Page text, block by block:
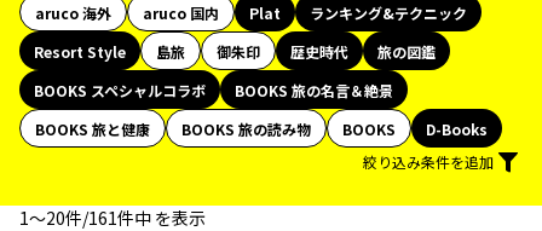
aruco 海外
aruco 国内 Plat
ランキング&テクニック
Resort Style
島旅 御朱印 歴史時代
旅の図鑑
BOOKS スペシャルコラボ
BOOKS 旅の名言＆絶景
BOOKS 旅と健康
BOOKS 旅の読み物 BOOKS
D-Books
絞り込み条件を追加
1〜20件/161件中 を表示